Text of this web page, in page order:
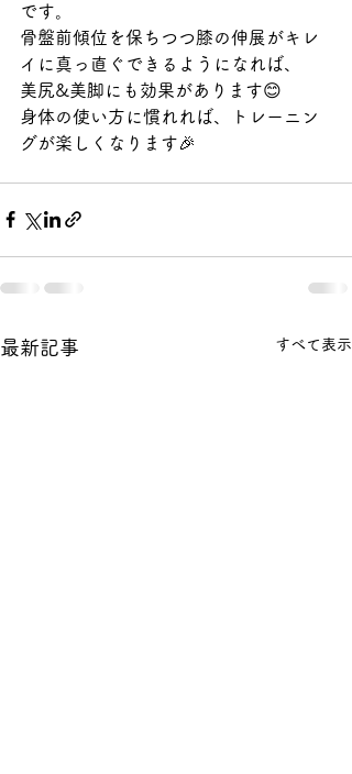
です。
骨盤前傾位を保ちつつ膝の伸展がキレ
イに真っ直ぐできるようになれば、
美尻&美脚にも効果があります😊
身体の使い方に慣れれば、トレーニン
グが楽しくなります🎉
最新記事 すべて表示